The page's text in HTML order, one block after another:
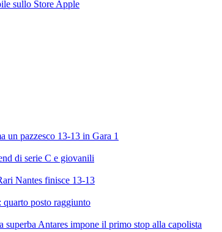
sullo Store Apple
un pazzesco 13-13 in Gara 1
di serie C e giovanili
Nantes finisce 13-13
posto raggiunto
superba Antares impone il primo stop alla capolista